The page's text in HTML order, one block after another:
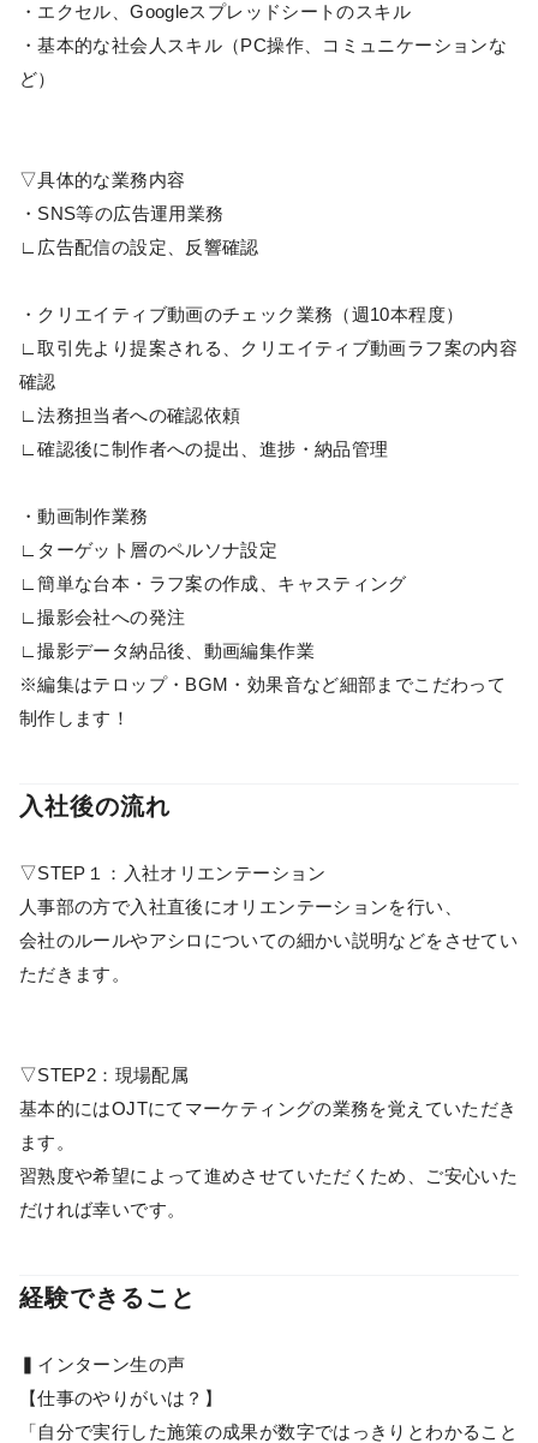
・エクセル、Googleスプレッドシートのスキル
・基本的な社会人スキル（PC操作、コミュニケーションな
ど）
▽具体的な業務内容
・SNS等の広告運用業務
∟広告配信の設定、反響確認
・クリエイティブ動画のチェック業務（週10本程度）
∟取引先より提案される、クリエイティブ動画ラフ案の内容
確認
∟法務担当者への確認依頼
∟確認後に制作者への提出、進捗・納品管理
・動画制作業務
∟ターゲット層のペルソナ設定
∟簡単な台本・ラフ案の作成、キャスティング
∟撮影会社への発注
∟撮影データ納品後、動画編集作業
※編集はテロップ・BGM・効果音など細部までこだわって
制作します！
入社後の流れ
▽STEP１：入社オリエンテーション
人事部の方で入社直後にオリエンテーションを行い、
会社のルールやアシロについての細かい説明などをさせてい
ただきます。
▽STEP2：現場配属
基本的にはOJTにてマーケティングの業務を覚えていただき
ます。
習熟度や希望によって進めさせていただくため、ご安心いた
だければ幸いです。
経験できること
▍インターン生の声
【仕事のやりがいは？】
「自分で実行した施策の成果が数字ではっきりとわかること